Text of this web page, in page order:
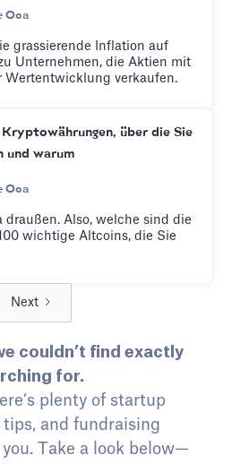
Oca
grassierende Inflation auf
Unternehmen, die Aktien mit
verkaufen.
über die Sie
und warum
Oca
draußen. Also, welche sind die
wichtige Altcoins, die Sie
Next
couldn’t find exactly
for.
plenty of startup
and fundraising
Take a look below—